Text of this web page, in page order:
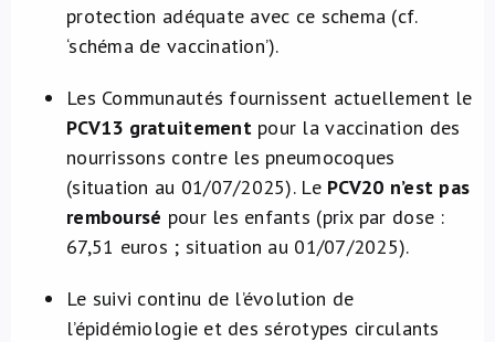
protection adéquate avec ce schema (cf.
‘schéma de vaccination’).
Les Communautés fournissent actuellement le
PCV13 gratuitementpour la vaccination des
nourrissons contre les pneumocoques
(situation au 01/07/2025). Le PCV20 n’est pas
remboursé pour les enfants (prix par dose :
67,51 euros ; situation au 01/07/2025).
Le suivi continu de l’évolution de
l’épidémiologie et des sérotypes circulants